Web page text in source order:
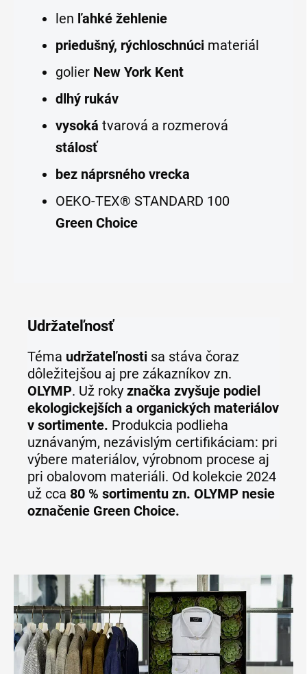
len ľahké žehlenie
priedušný, rýchloschnúci materiál
golier New York Kent
dlhý rukáv
vysoká tvarová a rozmerová
stálosť
bez náprsného vrecka
OEKO-TEX® STANDARD 100
Green Choice
Udržateľnosť
Téma udržateľnosti sa stáva čoraz
dôležitejšou aj pre zákazníkov zn.
OLYMP. Už roky značka zvyšuje podiel
ekologickejších a organických materiálov
v sortimente. Produkcia podlieha
uznávaným, nezávislým certifikáciam: pri
výbere materiálov, výrobnom procese aj
pri obalovom materiáli. Od kolekcie 2024
už cca 80 % sortimentu zn. OLYMP nesie
označenie Green Choice.